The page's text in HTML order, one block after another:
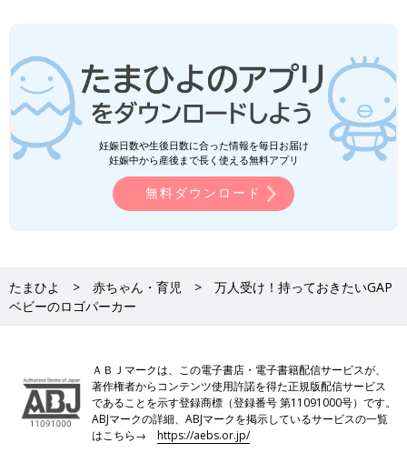
妊娠日数や生後日数に合った情報を毎日お届け
妊娠中から産後まで長く使える無料アプリ
無料ダウンロード
たまひよ 赤ちゃん・育児
万人受け！持っておきたいGAP
ベビーのロゴパーカー
ＡＢＪマークは、この電子書店・電子書籍配信サービスが、
著作権者からコンテンツ使用許諾を得た正規版配信サービス
であることを示す登録商標（登録番号 第11091000号）です。
ABJマークの詳細、ABJマークを掲示しているサービスの一覧
はこちら→https://aebs.or.jp/